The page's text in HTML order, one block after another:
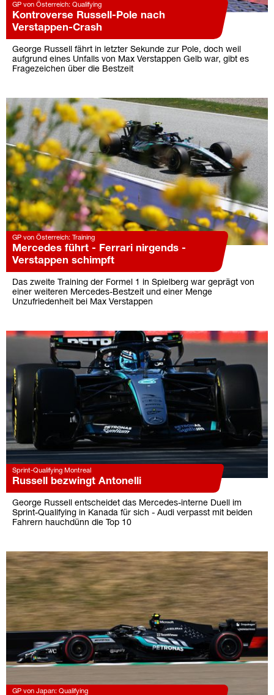
GP von Österreich: Qualifying
Kontroverse Russell-Pole nach
Verstappen-Crash
George Russell fährt in letzter Sekunde zur Pole, doch weil
aufgrund eines Unfalls von Max Verstappen Gelb war, gibt es
Fragezeichen über die Bestzeit
GP von Österreich: Training
Mercedes führt - Ferrari nirgends -
Verstappen schimpft
Das zweite Training der Formel 1 in Spielberg war geprägt von
einer weiteren Mercedes-Bestzeit und einer Menge
Unzufriedenheit bei Max Verstappen
Sprint-Qualifying Montreal
Russell bezwingt Antonelli
George Russell entscheidet das Mercedes-interne Duell im
Sprint-Qualifying in Kanada für sich - Audi verpasst mit beiden
Fahrern hauchdünn die Top 10
GP von Japan: Qualifying